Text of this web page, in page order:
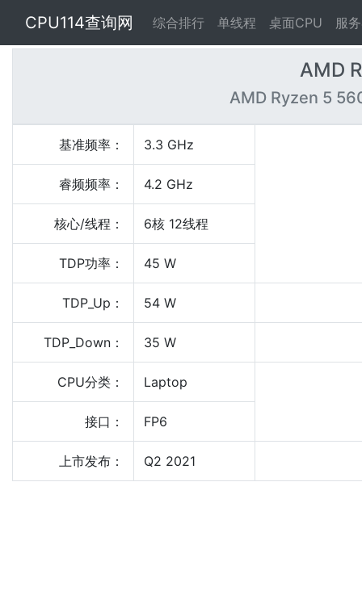
CPU114查询网 综合排行 单线程 桌面CPU 服
AMD
AMD Ryzen 5
基准频率： 3.3 GHz
睿频频率： 4.2 GHz
核心/线程： 6核 12线程
TDP功率： 45 W
TDP_Up： 54 W
TDP_Down： 35 W
CPU分类： Laptop
接口： FP6
上市发布： Q2 2021